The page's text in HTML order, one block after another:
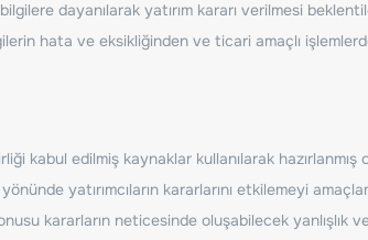
dayanılarak yatırım kararı verilmesi
hata ve eksikliğinden ve ticari amaçlı
edilmiş kaynaklar kullanılarak hazırlanmış
yatırımcıların kararlarını etkilemeyi
kararların neticesinde oluşabilecek yanlışlık